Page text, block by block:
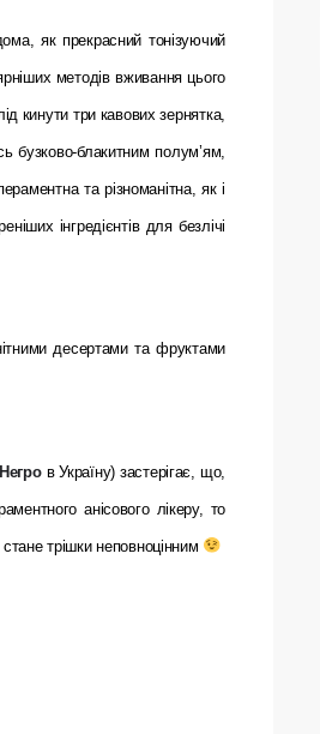
як прекрасний тонізуючий
методів вживання цього
кинути три кавових зернятка,
бузково-блакитним полум’ям,
та різноманітна, як і
інгредієнтів для безлічі
десертами та фруктами
в Україну) застерігає, що,
анісового лікеру, то
трішки неповноцінним